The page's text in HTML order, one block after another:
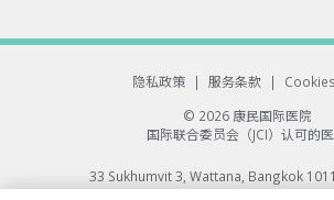
隐私政策 | 服务条款 |
© 2026 康民国际医院
国际联合委员会（JCI）认可的
33 Sukhumvit 3, Wattana, Bangkok
All rights reserved.